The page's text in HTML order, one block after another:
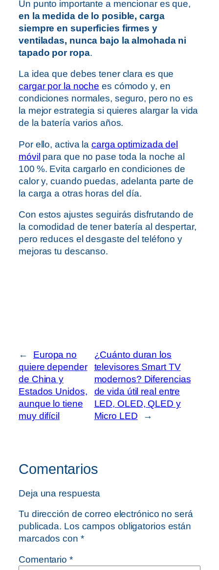
Un punto importante a mencionar es que,
en la medida de lo posible, carga
siempre en superficies firmes y
ventiladas, nunca bajo la almohada ni
tapado por ropa.
La idea que debes tener clara es que
cargar por la noche es cómodo y, en
condiciones normales, seguro, pero no es
la mejor estrategia si quieres alargar la vida
de la batería varios años.
Por ello, activa la carga optimizada del
móvil para que no pase toda la noche al
100 %. Evita cargarlo en condiciones de
calor y, cuando puedas, adelanta parte de
la carga a otras horas del día.
Con estos ajustes seguirás disfrutando de
la comodidad de tener batería al despertar,
pero reduces el desgaste del teléfono y
mejoras tu descanso.
←
Europa no
quiere depender
de China y
Estados Unidos,
aunque lo tiene
muy difícil
¿Cuánto duran los
televisores Smart TV
modernos? Diferencias
de vida útil real entre
LED, OLED, QLED y
Micro LED
→
Comentarios
Deja una respuesta
Tu dirección de correo electrónico no será
publicada. Los campos obligatorios están
marcados con *
Comentario *